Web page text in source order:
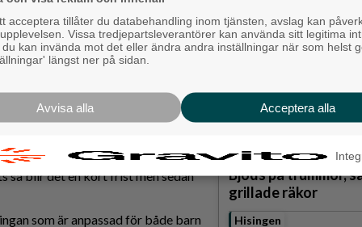
Myra och Thais
Hembygdsförening och då
Ninni Pihl och Katarina Eliasson.
har varit ett större projekt än
och förklarar att allt arbete
och de sista skyltarna kom upp i
så blir det en kort frist men sedan
som är anpassad för både barn
Backadagen
Bjöds på trummor,
grillade räkor
Hisingen
acceptera tillåter du databehandling inom tjänsten, avslag kan
Vissa tredjepartsleverantörer kan använda sitt legitima
kan invända mot det eller ändra andra inställningar när som helst
längst ner på sidan.
Acceptera alla
Avvisa alla